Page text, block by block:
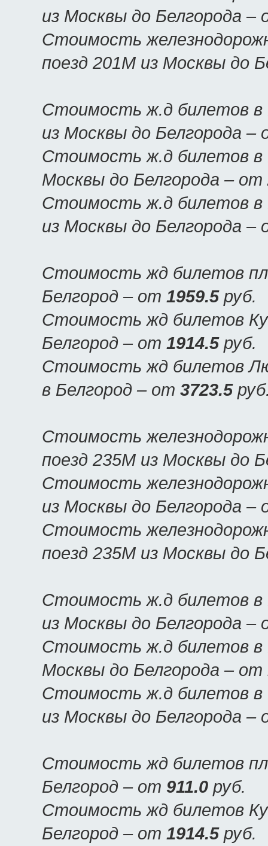
из Москвы до Белгорода
Стоимость
поезд 201М из Москвы до
Стоимость ж.д билетов в
из Москвы до Белгорода
Стоимость ж.д билетов в
Москвы до Белгорода – от
Стоимость ж.д билетов в
из Москвы до Белгорода
Стоимость жд билетов
Белгород – от 1959.5руб.
Стоимость жд билетов
Белгород – от 1914.5руб.
Стоимость жд билетов
в Белгород – от 3723.5
Стоимость
поезд 235М из Москвы до
Стоимость
из Москвы до Белгорода
Стоимость
поезд 235М из Москвы до
Стоимость ж.д билетов в
из Москвы до Белгорода
Стоимость ж.д билетов в
Москвы до Белгорода – от
Стоимость ж.д билетов в
из Москвы до Белгорода
Стоимость жд билетов
Белгород – от 911.0 руб.
Стоимость жд билетов
Белгород – от 1914.5руб.